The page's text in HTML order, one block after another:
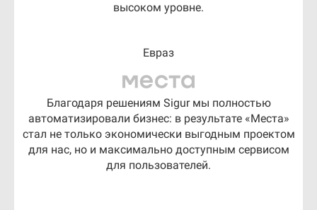
высоком уровне.
Евраз
Благодаря решениям Sigur мы полностью
автоматизировали бизнес: в результате «Места»
стал не только экономически выгодным проектом
для нас, но и максимально доступным сервисом
для пользователей.